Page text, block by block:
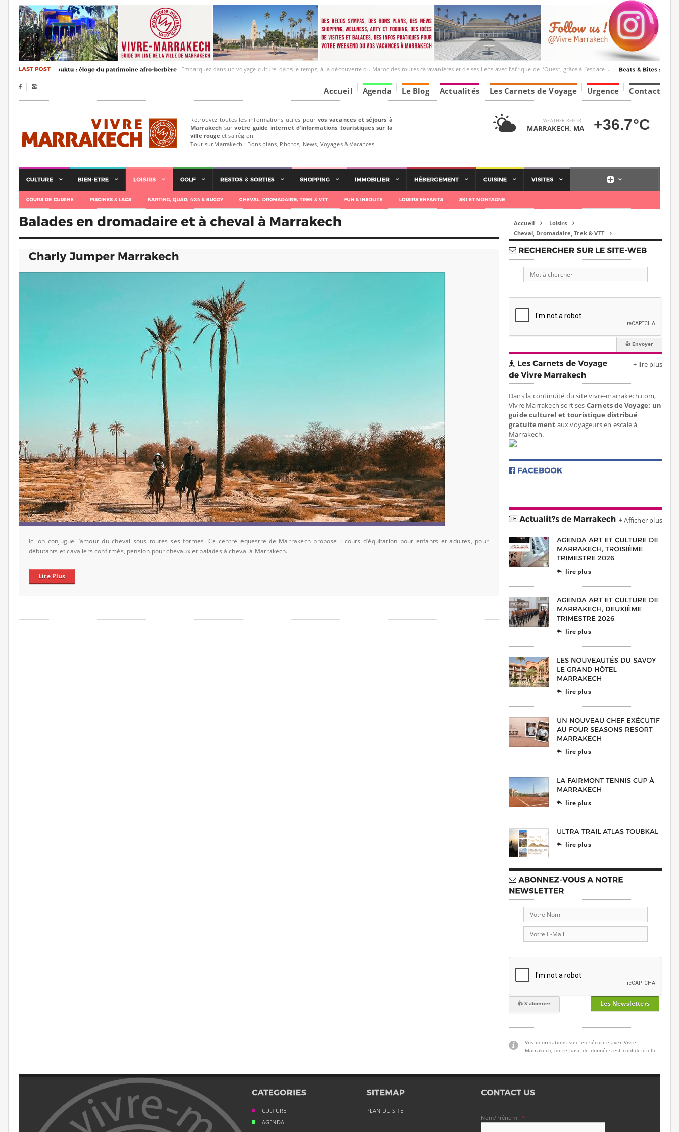
Embarquez dans un voyage culturel dans le temps, à la découverte du Maroc des routes caravanières et de ses liens avec l’Afrique de l’Ouest, grâce à l’espace Marrakesh-Tumbuktu.
  Accueil Agenda Le Blog Actualités Les Carnets de Voyage Urgence Contact
Retrouvez toutes les informations utiles pour vos vacances et séjours à
Marrakech survotre guide internet d’informations touristiques sur la
ville rouge et sa région.
Tout sur Marrakech : Bons plans, Photos, News, Voyages & Vacances
WEATHER REPORT
MARRAKECH, MA +36.7°C
Ici on conjugue l’amour du cheval sous toutes ses formes. Ce centre équestre de Marrakech propose : cours d’équitation pour enfants et adultes, pour
débutants et cavaliers confirmés, pension pour chevaux et balades à cheval à Marrakech.
Lire Plus
Accueil  Loisirs 
Cheval, Dromadaire, Trek & VTT 
+ lire plus
Dans la continuité du site vivre-marrakech.com,
Vivre Marrakech sort ses Carnets de Voyage: un
guide culturel et touristique distribué
gratuitement aux voyageurs en escale à
Marrakech.
+ Afficher plus
 lire plus
 lire plus
 lire plus
 lire plus
 lire plus
 lire plus
Les Newsletters
Vos informations sont en sécurité avec Vivre
Marrakech, notre base de données est confidentielle.
CULTURE
AGENDA
PLAN DU SITE
Nom/Prénom: *